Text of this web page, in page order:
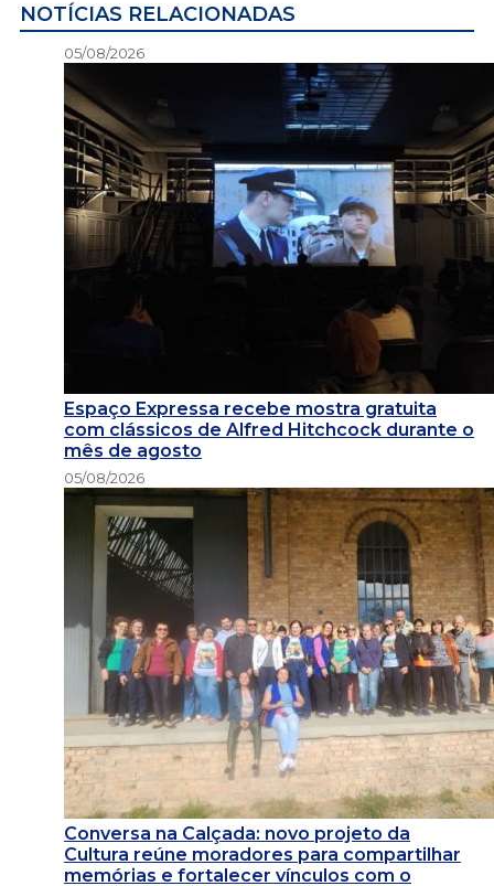
NOTÍCIAS RELACIONADAS
05/08/2026
Espaço Expressa recebe mostra gratuita
com clássicos de Alfred Hitchcock durante o
mês de agosto
05/08/2026
Conversa na Calçada: novo projeto da
Cultura reúne moradores para compartilhar
memórias e fortalecer vínculos com o